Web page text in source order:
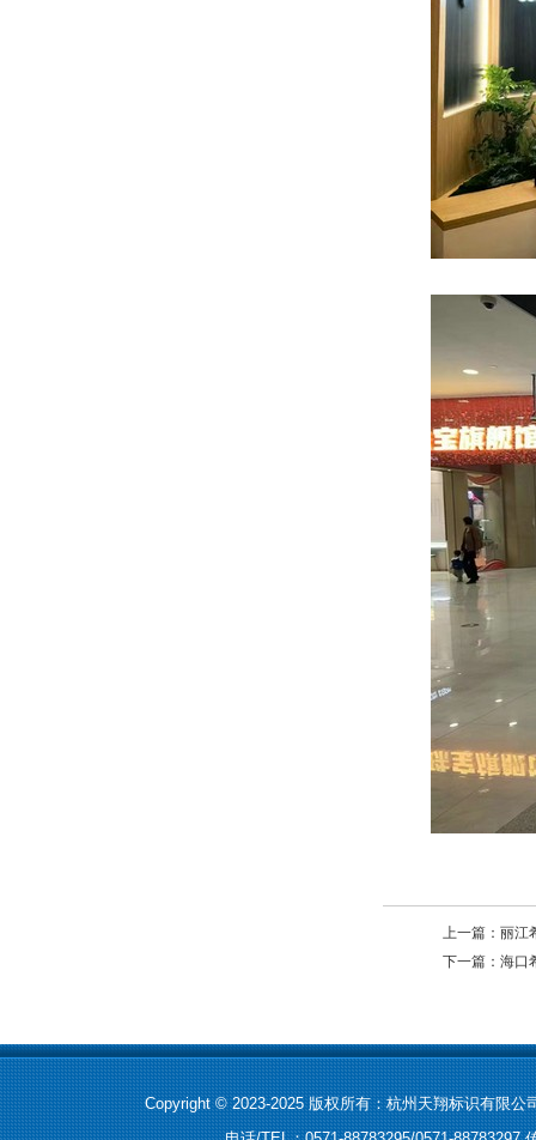
上一篇： 丽江
下一篇： 海口
Copyright © 2023-2025 版权所有：杭州天翔标识有限公